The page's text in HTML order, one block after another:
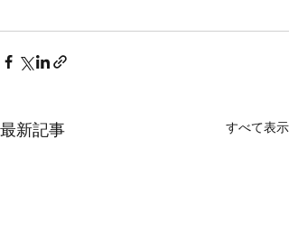
最新記事 すべて表示